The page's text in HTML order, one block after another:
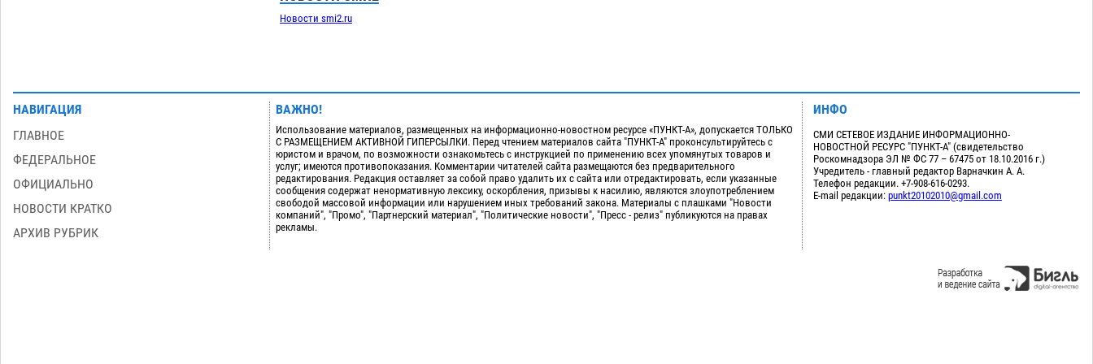
Новости smi2.ru
НАВИГАЦИЯ
ГЛАВНОЕ
ФЕДЕРАЛЬНОЕ
ОФИЦИАЛЬНО
НОВОСТИ КРАТКО
АРХИВ РУБРИК
ВАЖНО!
Использование материалов, размещенных на информационно-новостном ресурсе «ПУНКТ-А», допускается ТОЛЬКО
С РАЗМЕЩЕНИЕМ АКТИВНОЙ ГИПЕРСЫЛКИ. Перед чтением материалов сайта "ПУНКТ-А" проконсультируйтесь с
юристом и врачом, по возможности ознакомьтесь с инструкцией по применению всех упомянутых товаров и
услуг; имеются противопоказания. Комментарии читателей сайта размещаются без предварительного
редактирования. Редакция оставляет за собой право удалить их с сайта или отредактировать, если указанные
сообщения содержат ненормативную лексику, оскорбления, призывы к насилию, являются злоупотреблением
свободой массовой информации или нарушением иных требований закона. Материалы с плашками "Новости
компаний", "Промо", "Партнерский материал", "Политические новости", "Пресс - релиз" публикуются на правах
рекламы.
ИНФО
СМИ СЕТЕВОЕ ИЗДАНИЕ ИНФОРМАЦИОННО-
НОВОСТНОЙ РЕСУРС "ПУНКТ-А" (свидетельство
Роскомнадзора ЭЛ № ФС 77 – 67475 от 18.10.2016 г.)
Учредитель - главный редактор Варначкин А. А.
Телефон редакции. +7-908-616-0293.
E-mail редакции: punkt20102010@gmail.com